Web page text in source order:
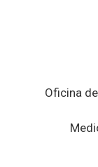
Oficina